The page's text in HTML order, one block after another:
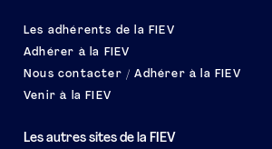
Les adhérents de la FIEV
Adhérer à la FIEV
Nous contacter / Adhérer à la FIEV
Venir à la FIEV
Les autres sites de la FIEV